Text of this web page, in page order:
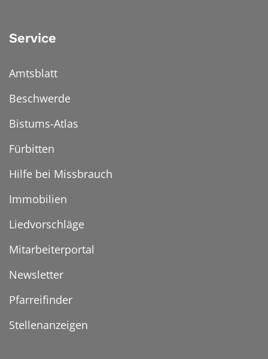
Service
Amtsblatt
Beschwerde
Bistums-Atlas
Fürbitten
Hilfe bei Missbrauch
Immobilien
Liedvorschläge
Mitarbeiterportal
Newsletter
Pfarreifinder
Stellenanzeigen